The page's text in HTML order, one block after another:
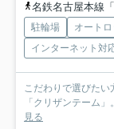
名鉄名古屋本線
駐輪場 オートロ
インターネット対
こだわりで選びたい
「クリザンテーム
見る